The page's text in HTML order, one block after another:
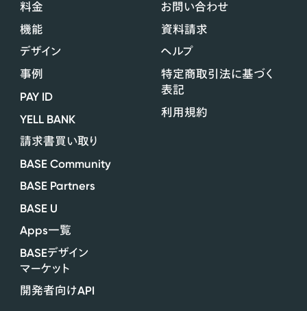
料金
機能
デザイン
事例
PAY ID
YELL BANK
請求書買い取り
BASE Community
BASE Partners
BASE U
Apps一覧
BASEデザイン
マーケット
開発者向けAPI
お問い合わせ
資料請求
ヘルプ
特定商取引法に基づく
表記
利用規約